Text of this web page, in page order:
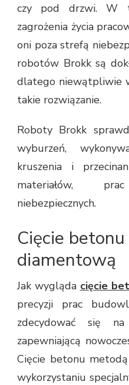
czy pod drzwi. W
zagrożenia życia
oni poza strefą
robotów Brokk są
dlatego niewątpliwie
takie rozwiązanie.
Roboty Brokk
wyburzeń,
kruszenia i
materiałów,
niebezpiecznych.
Cięcie
diamentową
Jak wygląda cięcie
precyzji prac
zdecydować się
zapewniającą
Cięcie betonu
wykorzystaniu